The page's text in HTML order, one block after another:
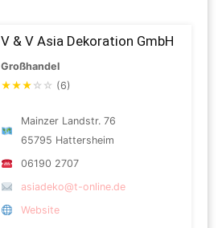
V & V Asia Dekoration GmbH
Großhandel
★★★ ☆ ☆ (6)
Mainzer Landstr. 76
65795 Hattersheim
06190 2707
asiadeko@t-online.de
Website